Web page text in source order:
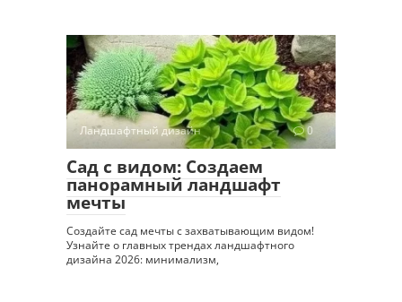
Ландшафтный дизайн 0
Сад с видом: Создаем
панорамный ландшафт
мечты
Создайте сад мечты с захватывающим видом!
Узнайте о главных трендах ландшафтного
дизайна 2026: минимализм,